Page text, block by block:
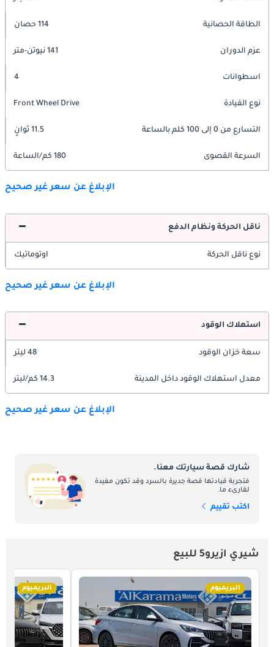
الطاقة الحصانية 114 حصان
عزم الدوران 141 نيوتن-متر
اسطوانات 4
نوع القيادة Front Wheel Drive
التسارع من 0 إلى 100 كلم بالساعة 11.5 ثوانٍ
السرعة القصوى 180 كم/الساعة
الإبلاغ عن سعر غير صحيح
ناقل الحركة ونظام الدفع
نوع ناقل الحركة اوتوماتيك
الإبلاغ عن سعر غير صحيح
استهلاك الوقود
سعة خزان الوقود 48 ليتر
معدل استهلاك الوقود داخل المدينة 14.3 كم/ليتر
الإبلاغ عن سعر غير صحيح
شارك قصة سيارتك معنا.
فتجربة قيادتها قصة جديرة بالسرد وقد تكون مفيدة
لقارىء ما.
اكتب تقييم
شيري ازيرو5 للبيع
البريميوم البريميوم